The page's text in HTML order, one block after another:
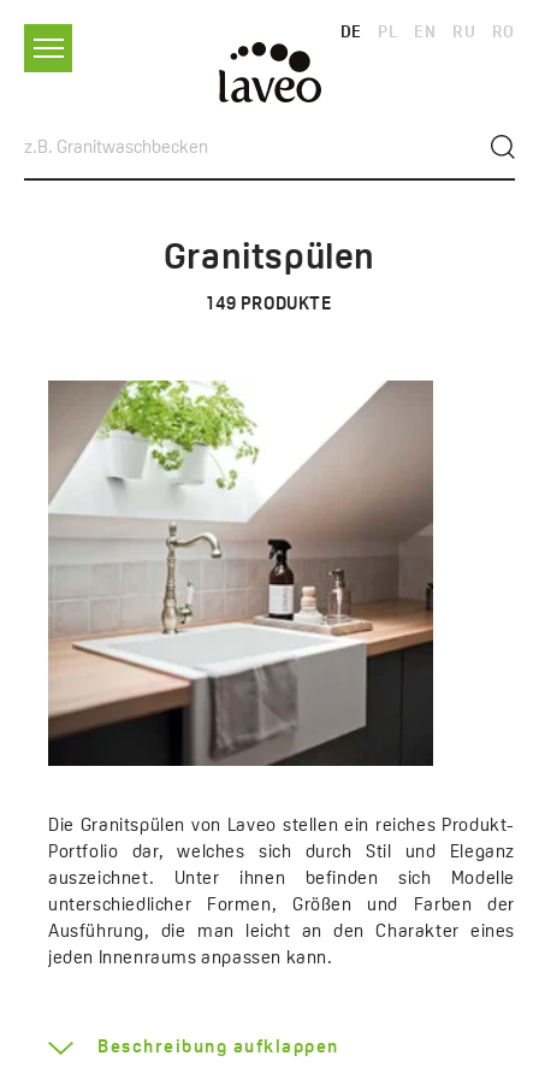
DE PL EN RU RO
Granitspülen
149 PRODUKTE
Die Granitspülen von Laveo stellen ein reiches Produkt-
Portfolio dar, welches sich durch Stil und Eleganz
auszeichnet. Unter ihnen befinden sich Modelle
unterschiedlicher Formen, Größen und Farben der
Ausführung, die man leicht an den Charakter eines
jeden Innenraums anpassen kann.
hohe Schlag- und Stoßbeständigkeit garantiert. Die
Beschreibung aufklappen